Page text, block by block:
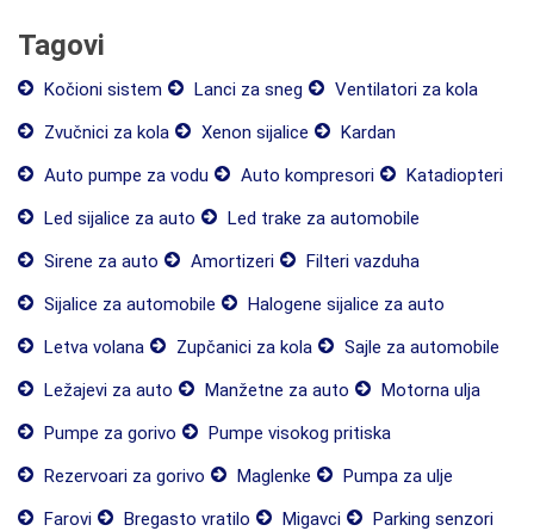
Tagovi
Kočioni sistem Lanci za sneg
Ventilatori za kola
Zvučnici za kola
Xenon sijalice
Kardan
Auto pumpe za vodu
Auto kompresori
Katadiopteri
Led sijalice za auto
Led trake za automobile
Sirene za auto
Amortizeri
Filteri vazduha
Sijalice za automobile
Halogene sijalice za auto
Letva volana
Zupčanici za kola
Sajle za automobile
Ležajevi za auto
Manžetne za auto
Motorna ulja
Pumpe za gorivo
Pumpe visokog pritiska
Rezervoari za gorivo
Maglenke
Pumpa za ulje
Farovi
Bregasto vratilo Migavci
Parking senzori